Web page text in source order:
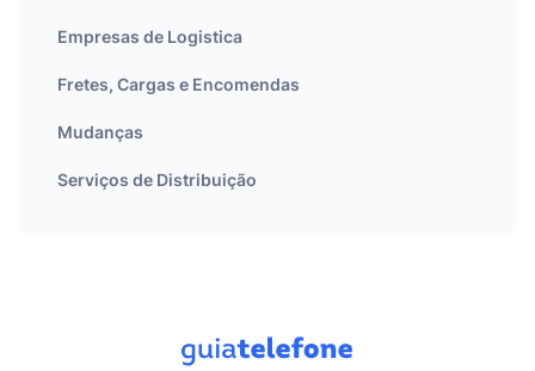
Empresas de Logistica
Fretes, Cargas e Encomendas
Mudanças
Serviços de Distribuição